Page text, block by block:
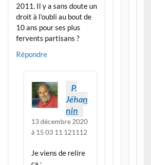
2011. Il y a sans doute un
droit à l’oubli au bout de
10 ans pour ses plus
fervents partisans ?
Répondre
P.
Jéhan
nin
13 décembre 2020
à 15 03 11 121112
Je viens de relire